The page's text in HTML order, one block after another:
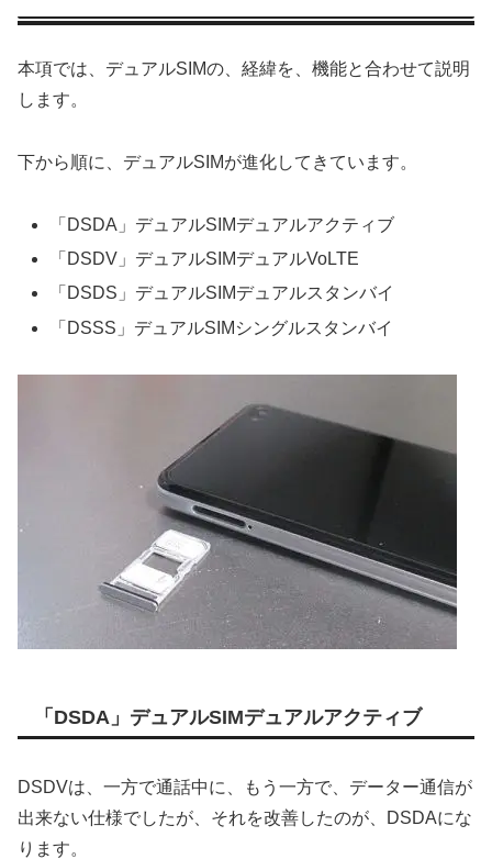
本項では、デュアルSIMの、経緯を、機能と合わせて説明
します。
下から順に、デュアルSIMが進化してきています。
「DSDA」デュアルSIMデュアルアクティブ
「DSDV」デュアルSIMデュアルVoLTE
「DSDS」デュアルSIMデュアルスタンバイ
「DSSS」デュアルSIMシングルスタンバイ
「DSDA」デュアルSIMデュアルアクティブ
DSDVは、一方で通話中に、もう一方で、データー通信が
出来ない仕様でしたが、それを改善したのが、DSDAにな
ります。